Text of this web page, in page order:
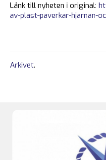
Länk till nyheten i original:
av-plast-paverkar-hjarnan-
Arkivet.